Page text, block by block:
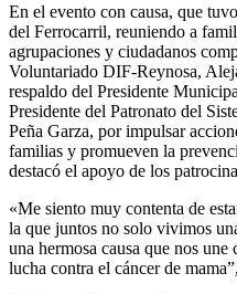
En el evento con causa, que
del Ferrocarril, reuniendo a
agrupaciones y ciudadanos
Voluntariado DIF-Reynosa,
respaldo del Presidente
Presidente del Patronato del
Peña Garza, por impulsar
familias y promueven la
destacó el apoyo de los
«Me siento muy contenta de
la que juntos no solo vivimos
una hermosa causa que nos
lucha contra el cáncer de